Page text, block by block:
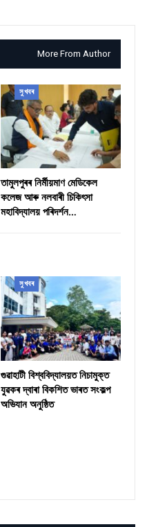
More From Author
সুখবৰ
তামুলপুৰৰ নিৰ্মীয়মাণ মেডিকেল
কলেজ আৰু নলবাৰী চিকিৎসা
মহাবিদ্যালয় পৰিদৰ্শন…
সুখবৰ
গুৱাহাটী বিশ্ববিদ্যালয়ত নিচামুক্ত
যুৱকৰ দ্বাৰা বিকশিত ভাৰত সংকল্প
অভিযান অনুষ্ঠিত